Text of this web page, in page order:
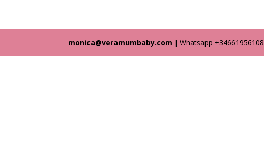
monica@veramumbaby.com | Whatsapp +34661956108